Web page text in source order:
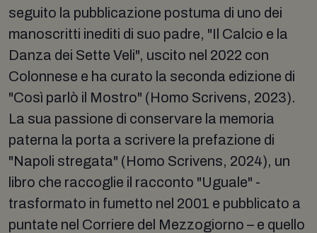
seguito la pubblicazione postuma di uno dei
manoscritti inediti di suo padre, "Il Calcio e la
Danza dei Sette Veli", uscito nel 2022 con
Colonnese e ha curato la seconda edizione di
"Così parlò il Mostro" (Homo Scrivens, 2023).
La sua passione di conservare la memoria
paterna la porta a scrivere la prefazione di
"Napoli stregata" (Homo Scrivens, 2024), un
libro che raccoglie il racconto "Uguale" -
trasformato in fumetto nel 2001 e pubblicato a
puntate nel Corriere del Mezzogiorno – e quello